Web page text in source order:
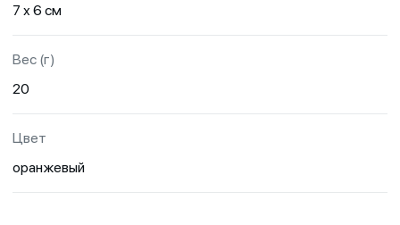
7 х 6 см
Вес (г)
20
Цвет
оранжевый